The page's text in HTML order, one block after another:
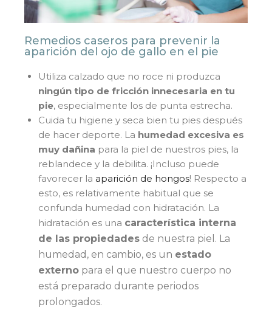
Remedios caseros para prevenir la
aparición del ojo de gallo en el pie
Utiliza calzado que no roce ni produzca
ningún tipo de fricción innecesaria en tu
pie, especialmente los de punta estrecha.
Cuida tu higiene y seca bien tu pies después
de hacer deporte. La humedad excesiva es
muy dañina para la piel de nuestros pies, la
reblandece y la debilita. ¡Incluso puede
favorecer la aparición de hongos! Respecto a
esto, es relativamente habitual que se
confunda humedad con hidratación. La
hidratación es una característica interna
de las propiedadesde nuestra piel. La
humedad, en cambio, es un estado
externopara el que nuestro cuerpo no
está preparado durante periodos
prolongados.